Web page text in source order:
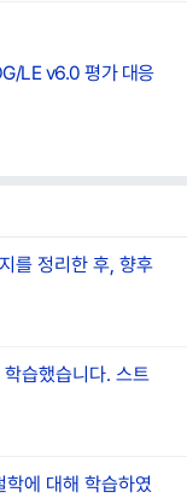
LE v6.0 평가 대응
를 정리한 후, 향후
습했습니다. 스트
에 대해 학습하였